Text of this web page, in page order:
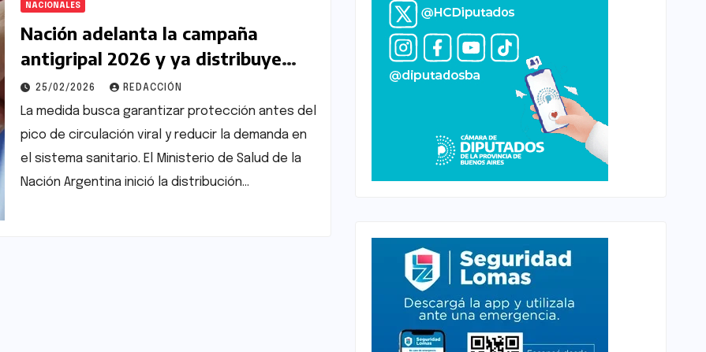
NACIONALES
Nación adelanta la campaña
antigripal 2026 y ya distribuye
vacunas en todo el país
25/02/2026 REDACCIÓN
La medida busca garantizar protección antes del
pico de circulación viral y reducir la demanda en
el sistema sanitario. El Ministerio de Salud de la
Nación Argentina inició la distribución…